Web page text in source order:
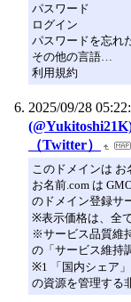
パスワード
ログイン
パスワードを忘れ
その他の言語…
利用規約
2025/09/28
（Twitter）
このドメインは お
お名前.com は
のドメイン登録サ
※表示価格は、全
※サービス品質維
の「サービス維持
※1 「国内シェア
の資源を管理する